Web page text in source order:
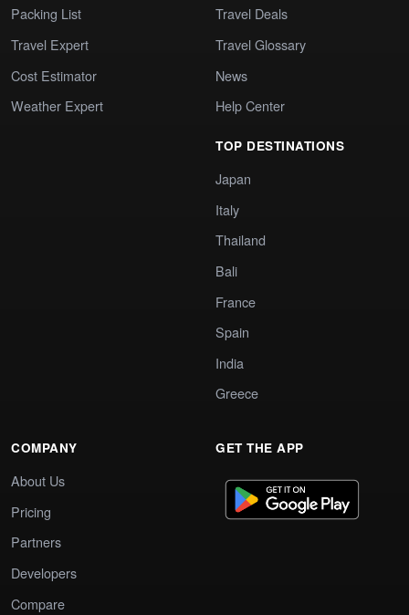
Packing List
Travel Expert
Cost Estimator
Weather Expert
Travel Deals
Travel Glossary
News
Help Center
TOP DESTINATIONS
Japan
Italy
Thailand
Bali
France
Spain
India
Greece
COMPANY
About Us
Pricing
Partners
Developers
Compare
GET THE APP